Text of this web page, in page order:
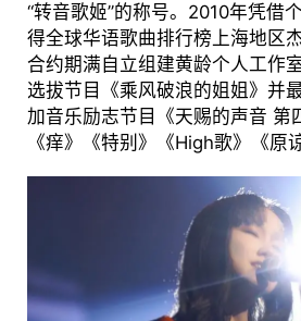
“转音歌姬”的称号。2010年凭借
得全球华语歌曲排行榜上海地区
合约期满自立组建黄龄个人工作
选拔节目《乘风破浪的姐姐》并
加音乐励志节目《天赐的声音 第
《痒》《特别》《High歌》《原